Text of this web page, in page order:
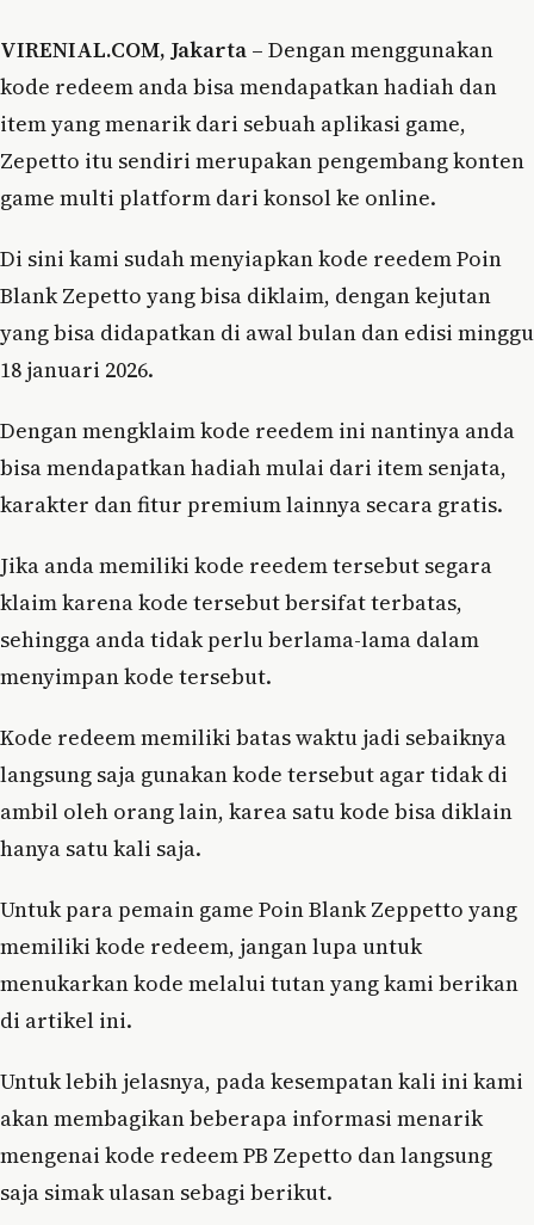
VIRENIAL.COM, Jakarta – Dengan menggunakan
kode redeem anda bisa mendapatkan hadiah dan
item yang menarik dari sebuah aplikasi game,
Zepetto itu sendiri merupakan pengembang konten
game multi platform dari konsol ke online.
Di sini kami sudah menyiapkan kode reedem Poin
Blank Zepetto yang bisa diklaim, dengan kejutan
yang bisa didapatkan di awal bulan dan edisi minggu
18 januari 2026.
Dengan mengklaim kode reedem ini nantinya anda
bisa mendapatkan hadiah mulai dari item senjata,
karakter dan fitur premium lainnya secara gratis.
Jika anda memiliki kode reedem tersebut segara
klaim karena kode tersebut bersifat terbatas,
sehingga anda tidak perlu berlama-lama dalam
menyimpan kode tersebut.
Kode redeem memiliki batas waktu jadi sebaiknya
langsung saja gunakan kode tersebut agar tidak di
ambil oleh orang lain, karea satu kode bisa diklain
hanya satu kali saja.
Untuk para pemain game Poin Blank Zeppetto yang
memiliki kode redeem, jangan lupa untuk
menukarkan kode melalui tutan yang kami berikan
di artikel ini.
Untuk lebih jelasnya, pada kesempatan kali ini kami
akan membagikan beberapa informasi menarik
mengenai kode redeem PB Zepetto dan langsung
saja simak ulasan sebagi berikut.